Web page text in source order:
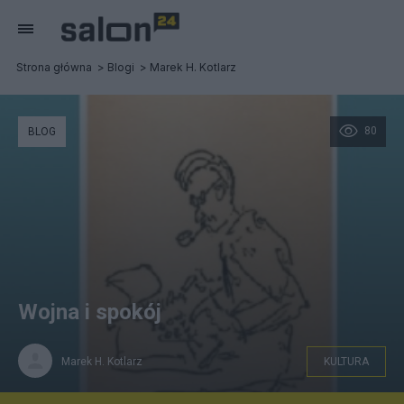
Strona główna Blogi Marek H. Kotlarz
80
BLOG
Wojna i spokój
Marek H. Kotlarz KULTURA